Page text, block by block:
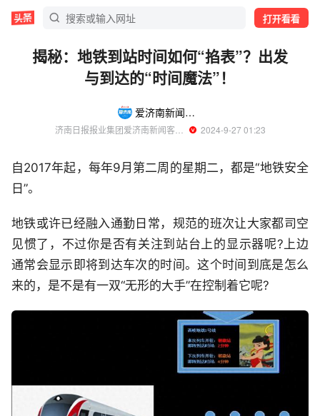
打开看看
揭秘：地铁到站时间如何“掐表”？出发
与到达的“时间魔法”！
爱济南新闻客户端
  2024-9-27 01:23
自2017年起，每年9月第二周的星期二，都是“地铁安全
日”。
地铁或许已经融入通勤日常，规范的班次让大家都司空
见惯了，不过你是否有关注到站台上的显示器呢?上边
通常会显示即将到达车次的时间。这个时间到底是怎么
来的，是不是有一双“无形的大手”在控制着它呢?